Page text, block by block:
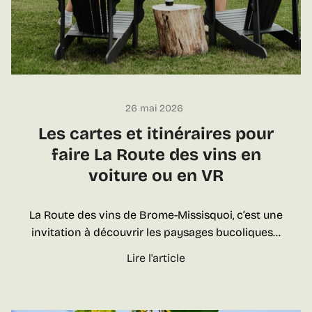
J
e
a
n
p
t
i
:
n
g
n
o
b
l
e
a
R
u
t
Les cartes et itinéraires pour
faire La Route des vins en
voiture ou en VR
26 mai 2026
La Route des vins de Brome-Missisquoi, c’est une
invitation à découvrir les paysages bucoliques…
Lire l'articleL
c